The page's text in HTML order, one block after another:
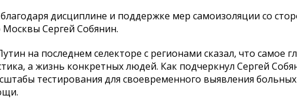
дисциплине и поддержке мер самоизоляции со
Сергей Собянин.
на последнем селекторе с регионами сказал, что самое
а жизнь конкретных людей. Как подчеркнул Сергей
тестирования для своевременного выявления больных